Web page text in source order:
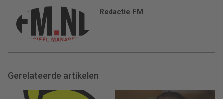
Redactie FM
Gerelateerde artikelen